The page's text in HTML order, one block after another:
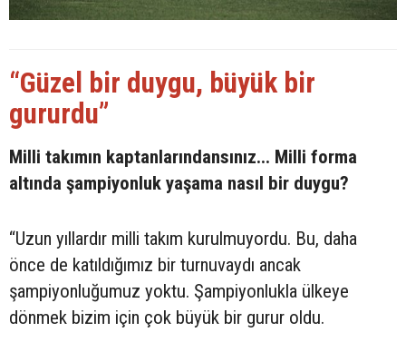
“Güzel bir duygu, büyük bir
gururdu”
Milli takımın kaptanlarındansınız... Milli forma
altında şampiyonluk yaşama nasıl bir duygu?
“Uzun yıllardır milli takım kurulmuyordu. Bu, daha
önce de katıldığımız bir turnuvaydı ancak
şampiyonluğumuz yoktu. Şampiyonlukla ülkeye
dönmek bizim için çok büyük bir gurur oldu.